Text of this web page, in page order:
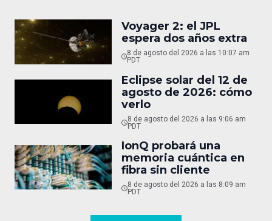
Voyager 2: el JPL
espera dos años extra
8 de agosto del 2026 a las 10:07 am
PDT
Eclipse solar del 12 de
agosto de 2026: cómo
verlo
8 de agosto del 2026 a las 9:06 am
PDT
IonQ probará una
memoria cuántica en
fibra sin cliente
8 de agosto del 2026 a las 8:09 am
PDT